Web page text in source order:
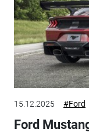
15.12.2025 #Ford
Ford